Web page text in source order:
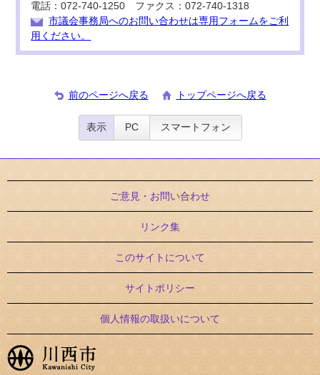
電話：072-740-1250 ファクス：072-740-1318
市議会事務局へのお問い合わせは専用フォームをご利
用ください。
前のページへ戻る トップページへ戻る
表示 PC スマートフォン
ご意見・お問い合わせ
リンク集
このサイトについて
サイトポリシー
個人情報の取扱いについて